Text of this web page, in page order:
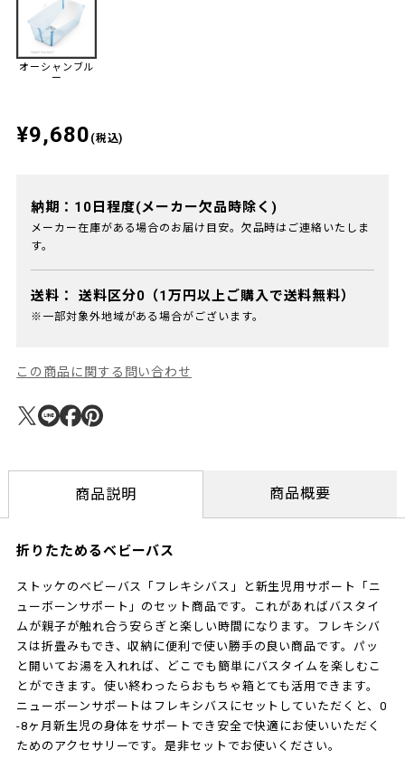
オーシャンブル
ー
¥9,680 (税込)
納期：10日程度(メーカー欠品時除く)
メーカー在庫がある場合のお届け目安。欠品時はご連絡いたしま
す。
送料： 送料区分0（1万円以上ご購入で送料無料）
※一部対象外地域がある場合がございます。
この商品に関する問い合わせ
商品説明 商品概要
折りたためるベビーバス
ストッケのベビーバス「フレキシバス」と新生児用サポート「ニ
ューボーンサポート」のセット商品です。これがあればバスタイ
ムが親子が触れ合う安らぎと楽しい時間になります。フレキシバ
スは折畳みもでき、収納に便利で使い勝手の良い商品です。パッ
と開いてお湯を入れれば、どこでも簡単にバスタイムを楽しむこ
とができます。使い終わったらおもちゃ箱とても活用できます。
ニューボーンサポートはフレキシバスにセットしていただくと、0
-8ヶ月新生児の身体をサポートでき安全で快適にお使いいただく
ためのアクセサリーです。是非セットでお使いください。